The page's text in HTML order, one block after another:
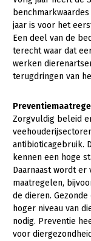
Kalverhouderij
Biologische
Bollenteelt
Bomen,
Fruitteelt
Glastuinbouw
Vrouw en
Onderwerpen
Nieuws
Over LTO
LTO Nederland
Mensen
Bestuur en
Medewerkers
Jaarverslag
Vacatures
Pers
jaar is voor het
Een deel van de
terecht waar dat
werken
terugdringen van
Zorgvuldig beleid
antibioticagebruik.
kennen een hoge
Daarnaast wordt er
maatregelen,
de dieren.
hoger niveau van
nodig. Preventie
voor